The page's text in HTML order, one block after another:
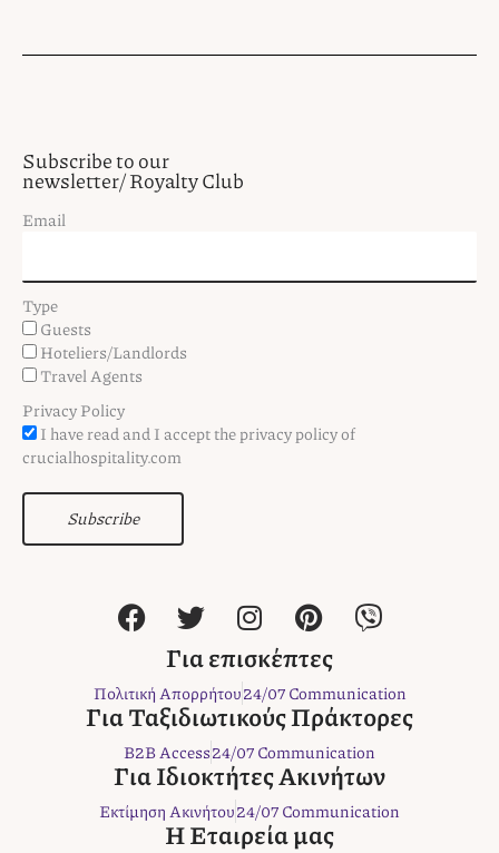
Subscribe to our
newsletter/ Royalty Club
Email
Type
Guests
Hoteliers/Landlords
Travel Agents
Privacy Policy
I have read and I accept the privacy policy of
crucialhospitality.com
Subscribe
F
a
e
b
o
o
k
T
w
i
t
t
e
r
I
n
s
t
a
g
r
a
m
P
i
n
t
e
r
e
s
t
V
i
e
r
Για επισκέπτες
Πολιτική Απορρήτου24/07 Communication
Για Ταξιδιωτικούς Πράκτορες
B2B Access24/07 Communication
Για Ιδιοκτήτες Ακινήτων
Εκτίμηση Ακινήτου24/07 Communication
Η Εταιρεία μας